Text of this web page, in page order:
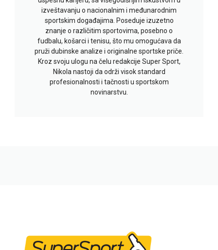
izveštavanju o nacionalnim i međunarodnim
sportskim događajima. Poseduje izuzetno
znanje o različitim sportovima, posebno o
fudbalu, košarci i tenisu, što mu omogućava da
pruži dubinske analize i originalne sportske priče.
Kroz svoju ulogu na čelu redakcije Super Sport,
Nikola nastoji da održi visok standard
profesionalnosti i tačnosti u sportskom
novinarstvu.